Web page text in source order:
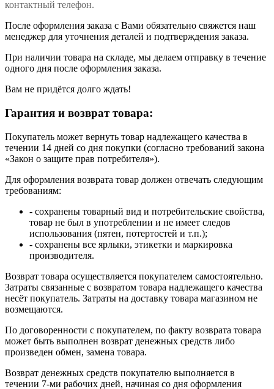
контактный телефон.
После оформления заказа с Вами обязательно свяжется наш
менеджер для уточнения деталей и подтверждения заказа.
При наличии товара на складе, мы делаем отправку в течение
одного дня после оформления заказа.
Вам не придётся долго ждать!
Гарантия и возврат товара:
Покупатель может вернуть товар надлежащего качества в
течении 14 дней со дня покупки (согласно требований закона
«Закон о защите прав потребителя»).
Для оформления возврата товар должен отвечать следующим
требованиям:
- сохранены товарный вид и потребительские свойства,
товар не был в употреблении и не имеет следов
использования (пятен, потертостей и т.п.);
- сохранены все ярлыки, этикетки и маркировка
производителя.
Возврат товара осуществляется покупателем самостоятельно.
Затраты связанные с возвратом товара надлежащего качества
несёт покупатель. Затраты на доставку товара магазином не
возмещаются.
По договоренности с покупателем, по факту возврата товара
может быть выполнен возврат денежных средств либо
произведен обмен, замена товара.
Возврат денежных средств покупателю выполняется в
течении 7-ми рабочих дней, начиная со дня оформления